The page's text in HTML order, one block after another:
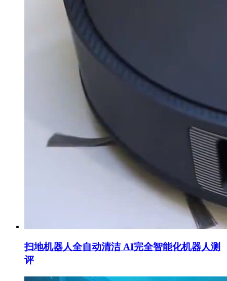
扫地机器人全自动清洁 AI完全智能化机器人测
评